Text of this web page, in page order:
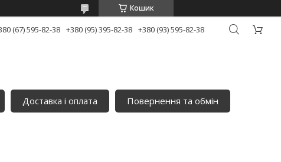
Кошик
(67) 595-82-38 +380 (95) 395-82-38 +380 (93) 595-82-38
Доставка і оплата Повернення та обмін